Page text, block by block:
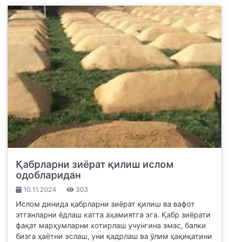
Қабрларни зиёрат қилиш ислом
одобларидан
10.11.2024 303
Ислом динида қабрларни зиёрат қилиш ва вафот
этганларни ёдлаш катта аҳамиятга эга. Қабр зиёрати
фақат марҳумларни хотирлаш учунгина эмас, балки
бизга ҳаётни эслаш, уни қадрлаш ва ўлим ҳақиқатини